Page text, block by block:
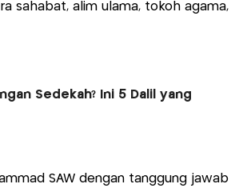
sahabat, alim ulama, tokoh agama,
Sedekah? Ini 5 Dalil yang
SAW dengan tanggung jawab